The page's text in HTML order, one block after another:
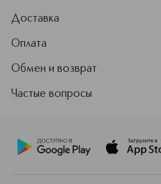
Доставка
Оплата
Обмен и возврат
Частые вопросы